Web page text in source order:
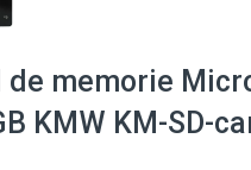
de memorie
KMW KM-SD-